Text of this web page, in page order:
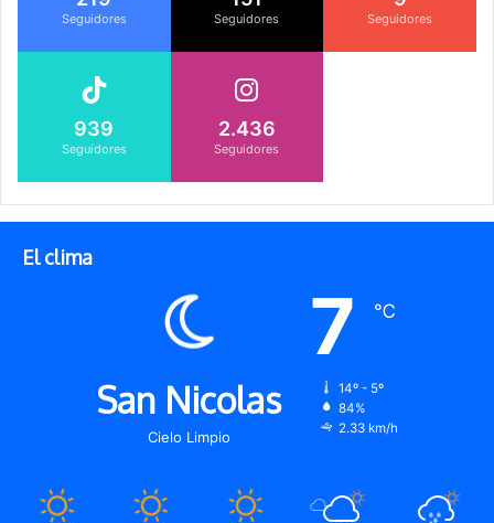
Seguidores Seguidores Seguidores
939
Seguidores
2.436
Seguidores
El clima
San Nicolas
Cielo Limpio
7 ℃
14º - 5º
84%
2.33 km/h